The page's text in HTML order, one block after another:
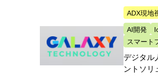
ADX現地
AI開発
スマート
デジタル
ントソリ